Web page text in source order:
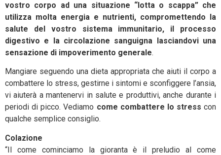
vostro corpo ad una situazione “lotta o scappa” che
utilizza molta energia e nutrienti, compromettendo la
salute del vostro sistema immunitario, il processo
digestivo e la circolazione sanguigna lasciandovi una
sensazione di impoverimento generale.
Mangiare seguendo una dieta appropriata che aiuti il corpo a
combattere lo stress, gestirne i sintomi e sconfiggere l’ansia,
vi aiuterà a mantenervi in salute e produttivi, anche durante i
periodi di picco. Vediamo come combattere lo stress con
qualche semplice consiglio.
Colazione
“Il come cominciamo la gioranta è il preludio al come